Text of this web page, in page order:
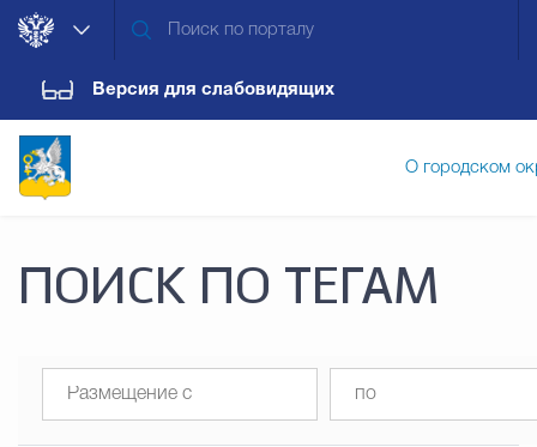
Версия для слабовидящих
О городском
Администрация городского
ПОИСК ПО ТЕГАМ